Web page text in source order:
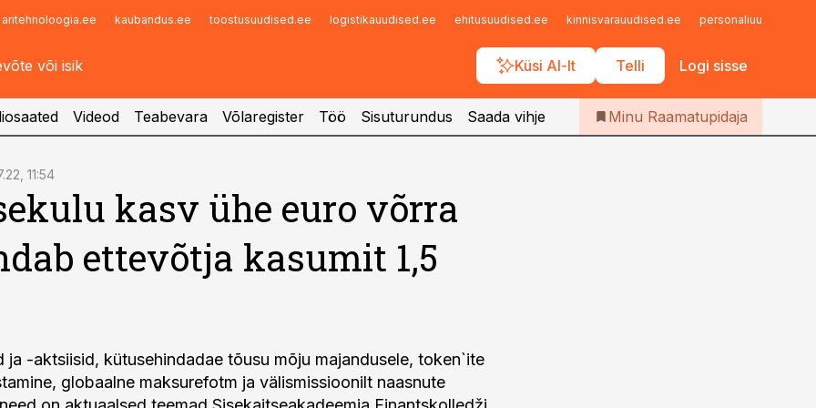
aritehnoloogia.ee kaubandus.ee toostusuudised.ee logistikauudised.ee ehitusuudised.ee kinnisvarauudised.ee personaliuudised.ee
Küsi AI-lt Telli Logi sisse
Infopank
Iseteenindus
Telli Raamatupidaja
Videod Teabevara Võlaregister Töö Sisuturundus Saada vihje Minu Raamatupidaja
11:54
kasv ühe euro võrra
ettevõtja kasumit 1,5
ja -aktsiisid, kütusehindadae tõusu mõju majandusele, token`ite
globaalne maksurefotm ja välismissioonilt naasnute